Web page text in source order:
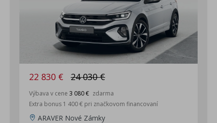
22 830 € 24 030 €
Výbava v cene 3 080 € zdarma
Extra bonus 1 400 € pri značkovom financovaní
ARAVER Nové Zámky